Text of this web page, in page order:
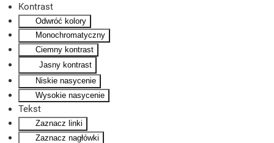
Kontrast
Odwróć kolory
Monochromatyczny
Ciemny kontrast
Jasny kontrast
Niskie nasycenie
Wysokie nasycenie
Tekst
Zaznacz linki
Zaznacz nagłówki
Skip to main content